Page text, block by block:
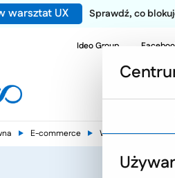
warsztat UX Sprawdź, co
Ideo Group
E-commerce Wiedza e-